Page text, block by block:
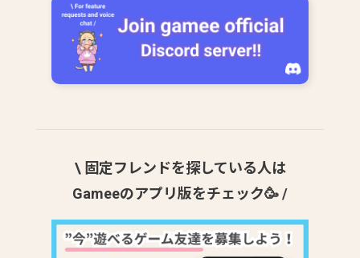
\ 固定フレンドを探している人は
Gameeのアプリ版をチェック🥳 /